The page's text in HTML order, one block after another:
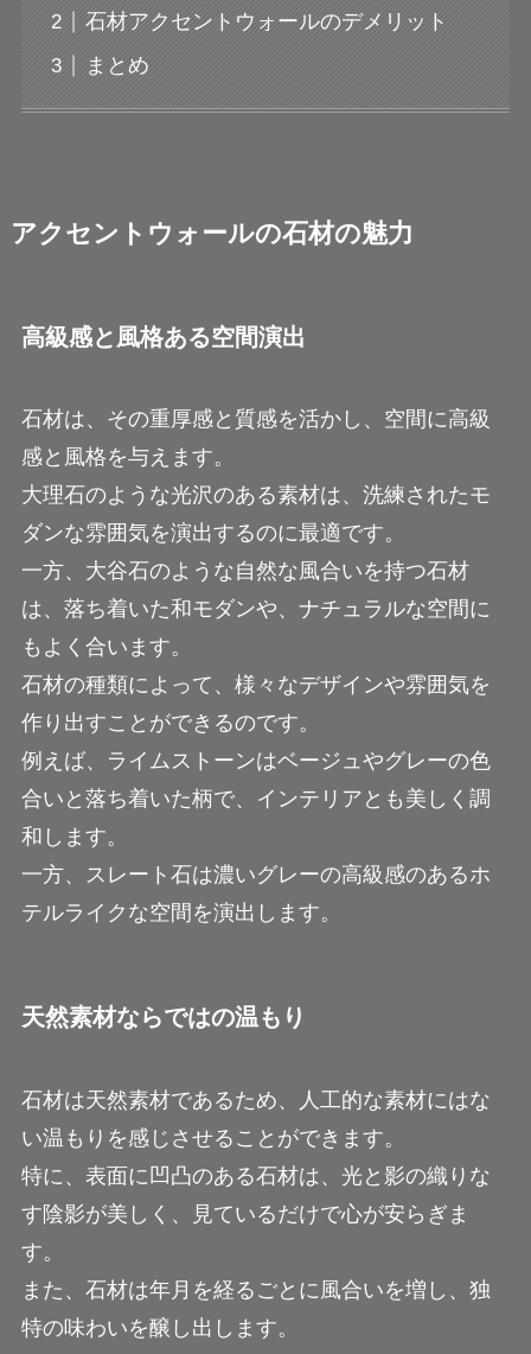
石材アクセントウォールのデメリット
まとめ
アクセントウォールの石材の魅力
高級感と風格ある空間演出
石材は、その重厚感と質感を活かし、空間に高級
感と風格を与えます。
大理石のような光沢のある素材は、洗練されたモ
ダンな雰囲気を演出するのに最適です。
一方、大谷石のような自然な風合いを持つ石材
は、落ち着いた和モダンや、ナチュラルな空間に
もよく合います。
石材の種類によって、様々なデザインや雰囲気を
作り出すことができるのです。
例えば、ライムストーンはベージュやグレーの色
合いと落ち着いた柄で、インテリアとも美しく調
和します。
一方、スレート石は濃いグレーの高級感のあるホ
テルライクな空間を演出します。
天然素材ならではの温もり
石材は天然素材であるため、人工的な素材にはな
い温もりを感じさせることができます。
特に、表面に凹凸のある石材は、光と影の織りな
す陰影が美しく、見ているだけで心が安らぎま
す。
また、石材は年月を経るごとに風合いを増し、独
特の味わいを醸し出します。